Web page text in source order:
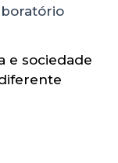
e sociedade